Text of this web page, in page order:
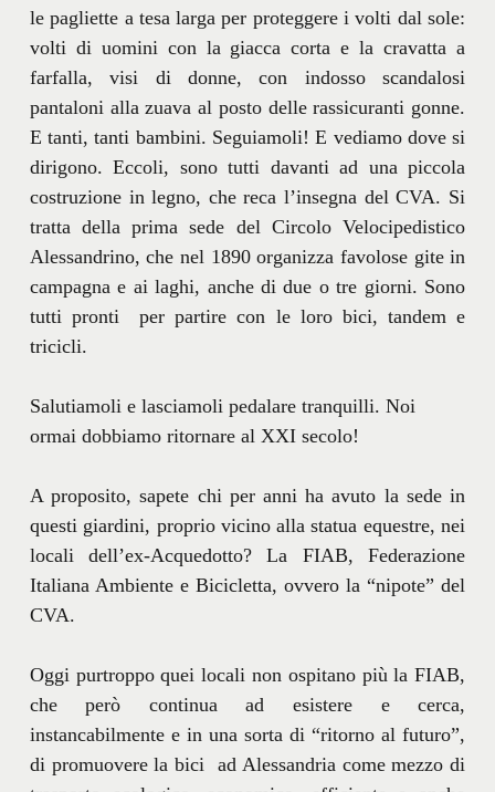
le pagliette a tesa larga per proteggere i volti dal sole:
volti di uomini con la giacca corta e la cravatta a
farfalla, visi di donne, con indosso scandalosi
pantaloni alla zuava al posto delle rassicuranti gonne.
E tanti, tanti bambini. Seguiamoli! E vediamo dove si
dirigono. Eccoli, sono tutti davanti ad una piccola
costruzione in legno, che reca l’insegna del CVA. Si
tratta della prima sede del Circolo Velocipedistico
Alessandrino, che nel 1890 organizza favolose gite in
campagna e ai laghi, anche di due o tre giorni. Sono
tutti pronti per partire con le loro bici, tandem e
tricicli.
Salutiamoli e lasciamoli pedalare tranquilli. Noi
ormai dobbiamo ritornare al XXI secolo!
A proposito, sapete chi per anni ha avuto la sede in
questi giardini, proprio vicino alla statua equestre, nei
locali dell’ex-Acquedotto? La FIAB, Federazione
Italiana Ambiente e Bicicletta, ovvero la “nipote” del
CVA.
Oggi purtroppo quei locali non ospitano più la FIAB,
che però continua ad esistere e cerca,
instancabilmente e in una sorta di “ritorno al futuro”,
di promuovere la bici ad Alessandria come mezzo di